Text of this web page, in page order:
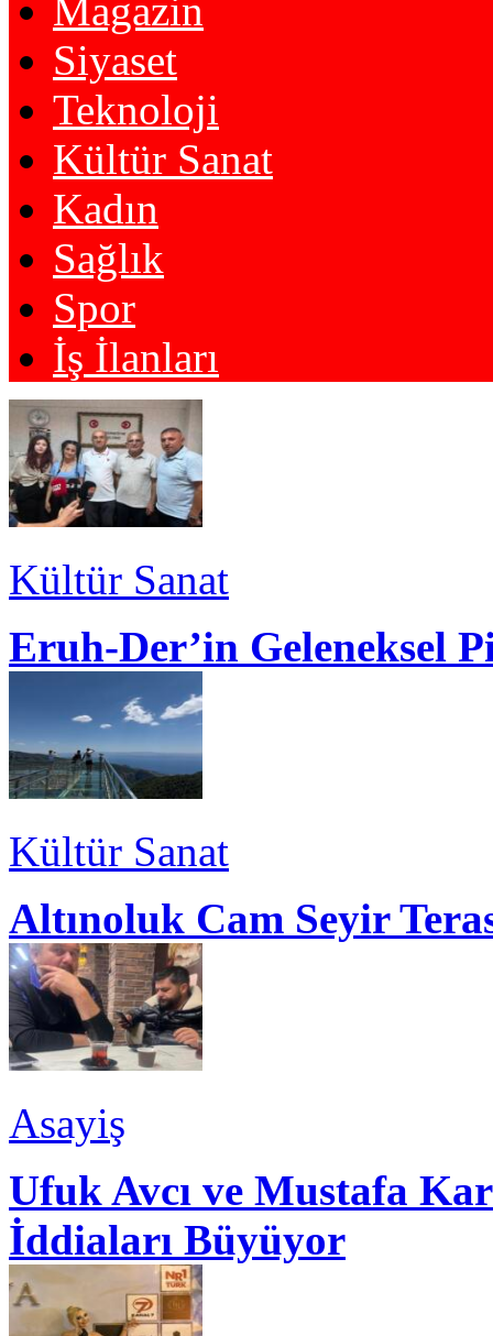
Magazin
Siyaset
Teknoloji
Kültür Sanat
Kadın
Sağlık
Spor
İş İlanları
Kültür Sanat
Eruh-Der’in Geleneksel
Kültür Sanat
Altınoluk Cam Seyir
Asayiş
Ufuk Avcı ve Mustafa
İddiaları Büyüyor